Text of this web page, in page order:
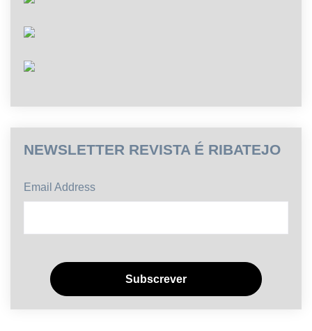
NEWSLETTER REVISTA É RIBATEJO
Email Address